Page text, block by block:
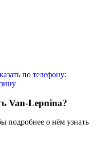
по телефону:
Van-Lepnina?
подробнее о нём узнать